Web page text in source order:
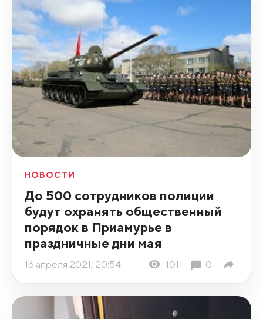
НОВОСТИ
До 500 сотрудников полиции
будут охранять общественный
порядок в Приамурье в
праздничные дни мая
16 апреля 2021, 20:54 101 0